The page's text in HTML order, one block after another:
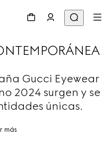
Gucci Eyewear
2024 surgen y se
únicas.
más